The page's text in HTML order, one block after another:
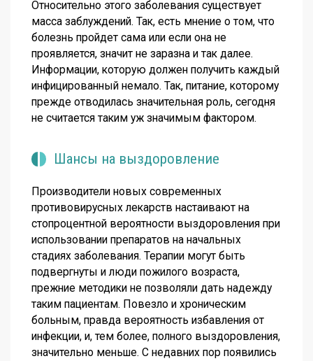
Относительно этого заболевания существует
масса заблуждений. Так, есть мнение о том, что
болезнь пройдет сама или если она не
проявляется, значит не заразна и так далее.
Информации, которую должен получить каждый
инфицированный немало. Так, питание, которому
прежде отводилась значительная роль, сегодня
не считается таким уж значимым фактором.
Шансы на выздоровление
Производители новых современных
противовирусных лекарств настаивают на
стопроцентной вероятности выздоровления при
использовании препаратов на начальных
стадиях заболевания. Терапии могут быть
подвергнуты и люди пожилого возраста,
прежние методики не позволяли дать надежду
таким пациентам. Повезло и хроническим
больным, правда вероятность избавления от
инфекции, и, тем более, полного выздоровления,
значительно меньше. С недавних пор появились